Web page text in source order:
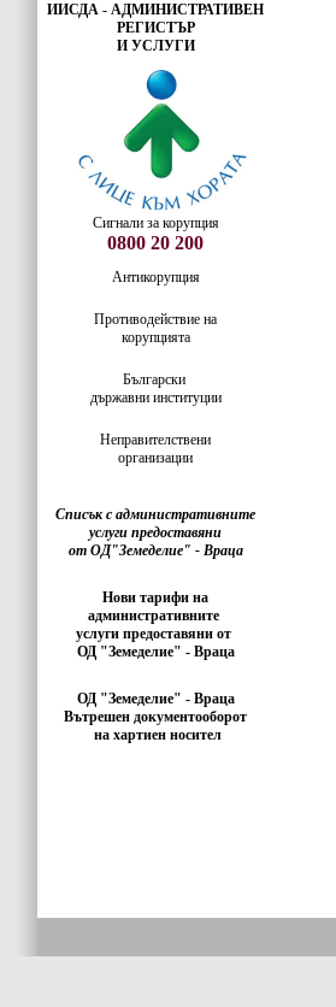
ИИСДА - АДМИНИСТРАТИВЕН
РЕГИСТЪР
И УСЛУГИ
Сигнали за корупция
0800 20 200
Антикорупция
Противодействие на
корупцията
Български
държавни институции
Неправителствени
организации
Списък с административните
услуги предоставяни
от ОД"Земеделие" - Враца
Нови тарифи на
административните
услуги предоставяни от
ОД "Земеделие" - Враца
ОД "Земеделие" - Враца
Вътрешен документооборот
на хартиен носител